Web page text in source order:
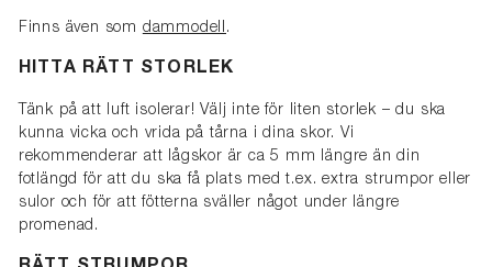
Finns även som dammodell .
HITTA RÄTT STORLEK
Tänk på att luft isolerar! Välj inte för liten storlek – du ska
kunna vicka och vrida på tårna i dina skor. Vi
rekommenderar att lågskor är ca 5 mm längre än din
fotlängd för att du ska få plats med t.ex. extra strumpor eller
sulor och för att fötterna sväller något under längre
promenad.